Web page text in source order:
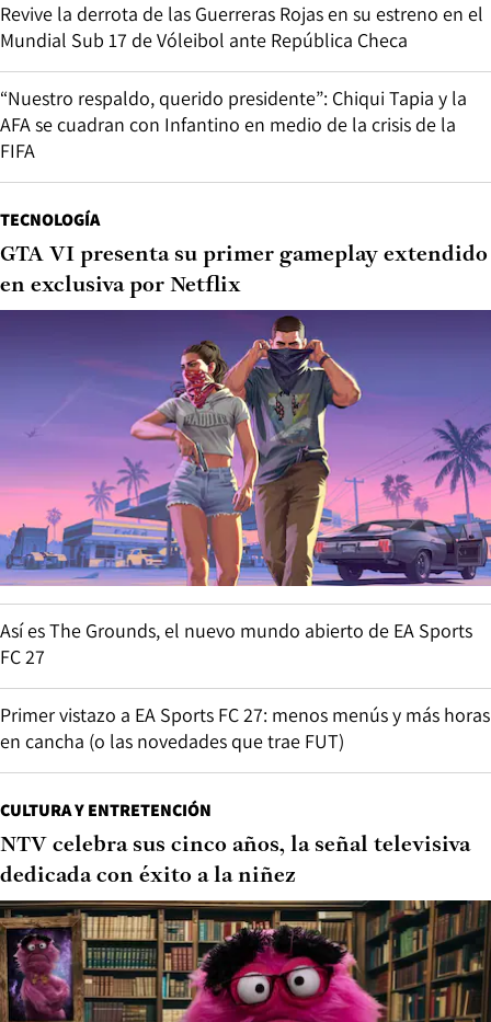
Revive la derrota de las Guerreras Rojas en su estreno en el
Mundial Sub 17 de Vóleibol ante República Checa
“Nuestro respaldo, querido presidente”: Chiqui Tapia y la
AFA se cuadran con Infantino en medio de la crisis de la
FIFA
TECNOLOGÍA
GTA VI presenta su primer gameplay extendido
en exclusiva por Netflix
Así es The Grounds, el nuevo mundo abierto de EA Sports
FC 27
Primer vistazo a EA Sports FC 27: menos menús y más horas
en cancha (o las novedades que trae FUT)
CULTURA Y ENTRETENCIÓN
NTV celebra sus cinco años, la señal televisiva
dedicada con éxito a la niñez